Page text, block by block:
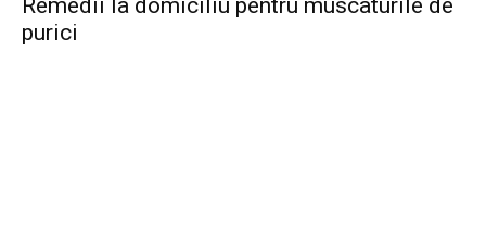
Remedii la domiciliu pentru muscaturile de
purici